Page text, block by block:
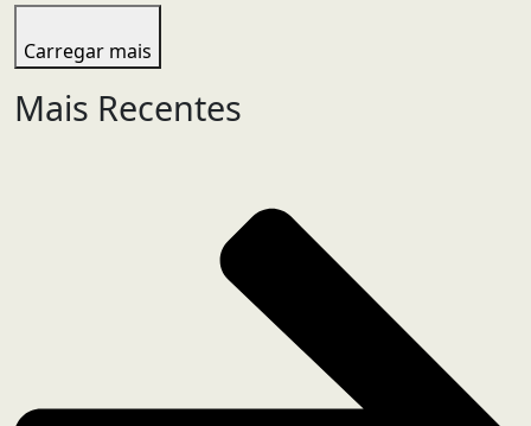
Carregar mais
Mais Recentes